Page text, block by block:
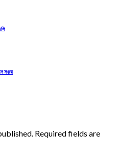
সঞ্জয়
Required fields are